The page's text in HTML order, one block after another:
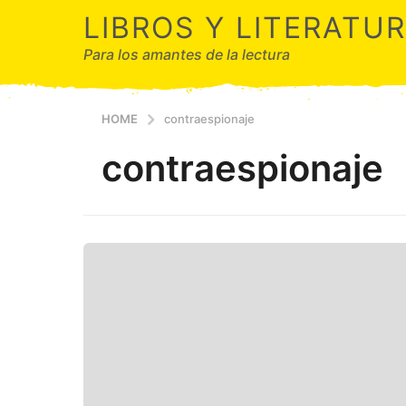
LIBROS Y
Para los amantes de la lectura
HOME contraespionaje
contraespionaje